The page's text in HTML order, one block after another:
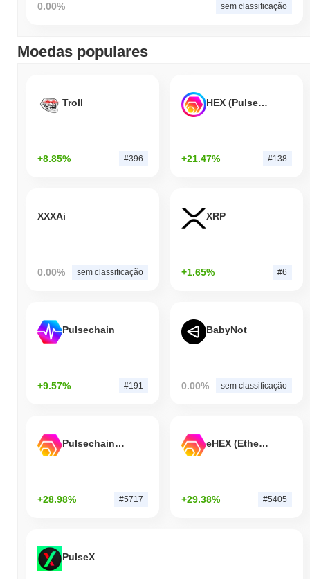
0.00% sem classificação
Moedas populares
Troll
+8.85% #396
HEX (Pulsechain)
+21.47% #138
XXXAi
0.00% sem classificação
XRP
+1.65% #6
Pulsechain
+9.57% #191
BabyNot
0.00% sem classificação
Pulsechain Bridged HEX (Pulsechain)
+28.98% #5717
eHEX (Ethereum)
+29.38% #5405
PulseX